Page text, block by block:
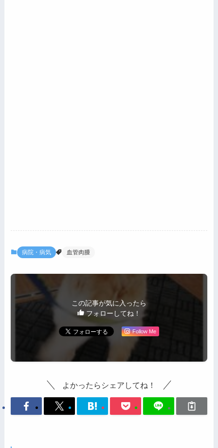
病院・病気 血管肉腫
この記事が気に入ったら
フォローしてね！
Follow Me
よかったらシェアしてね！